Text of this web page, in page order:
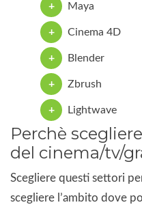
Maya
Cinema 4D
Blender
Zbrush
Lightwave
Perchè
del cinema/tv/
Scegliere questi settori
scegliere l’ambito dove